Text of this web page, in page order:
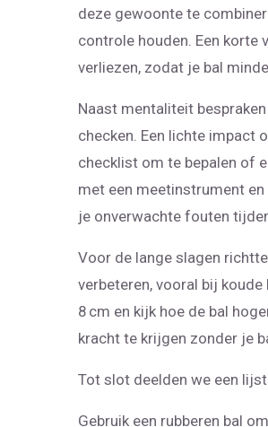
deze gewoonte te
controle houden. Een korte
verliezen, zodat je bal
Naast mentaliteit
checken. Een lichte impact
checklist om te bepalen of
met een meetinstrument
je onverwachte fouten
Voor de lange slagen
verbeteren, vooral bij
8 cm en kijk hoe de bal
kracht te krijgen zonder je
Tot slot deelden we een
Gebruik een rubberen bal